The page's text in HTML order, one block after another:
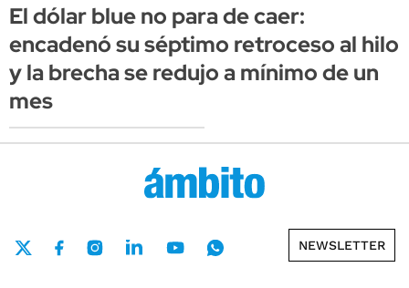
El dólar blue no para de caer:
encadenó su séptimo retroceso al hilo
y la brecha se redujo a mínimo de un
mes
NEWSLETTER